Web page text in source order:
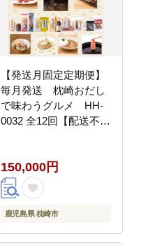
【発送月固定定期便】
毎月発送 枕崎おだし
で味わうグルメ HH-
0032 全12回【配送不可
150,000円
鹿児島県 枕崎市